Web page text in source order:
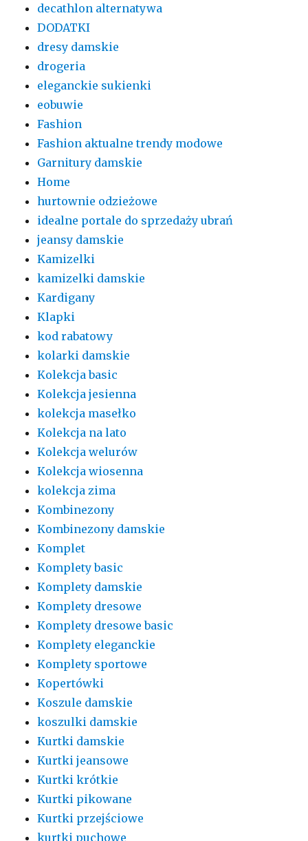
decathlon alternatywa
DODATKI
dresy damskie
drogeria
eleganckie sukienki
eobuwie
Fashion
Fashion aktualne trendy modowe
Garnitury damskie
Home
hurtownie odzieżowe
idealne portale do sprzedaży ubrań
jeansy damskie
Kamizelki
kamizelki damskie
Kardigany
Klapki
kod rabatowy
kolarki damskie
Kolekcja basic
Kolekcja jesienna
kolekcja masełko
Kolekcja na lato
Kolekcja welurów
Kolekcja wiosenna
kolekcja zima
Kombinezony
Kombinezony damskie
Komplet
Komplety basic
Komplety damskie
Komplety dresowe
Komplety dresowe basic
Komplety eleganckie
Komplety sportowe
Kopertówki
Koszule damskie
koszulki damskie
Kurtki damskie
Kurtki jeansowe
Kurtki krótkie
Kurtki pikowane
Kurtki przejściowe
kurtki puchowe